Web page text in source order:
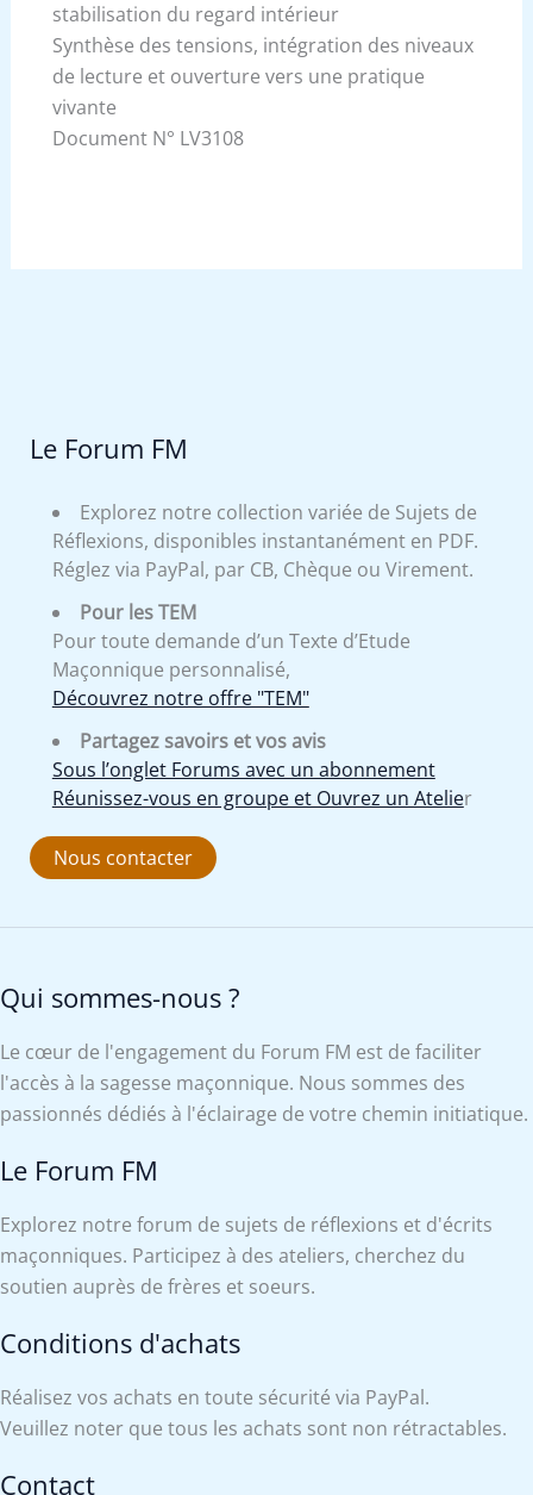
stabilisation du regard intérieur
Synthèse des tensions, intégration des niveaux
de lecture et ouverture vers une pratique
vivante
Document N° LV3108
Le Forum FM
Explorez notre collection variée de Sujets de
Réflexions, disponibles instantanément en PDF.
Réglez via PayPal, par CB, Chèque ou Virement.
Pour les TEM
Pour toute demande d’un Texte d’Etude
Maçonnique personnalisé,
Découvrez notre offre "TEM"
Partagez savoirs et vos avis
Sous l’onglet Forums avec un abonnement
Réunissez-vous en groupe et Ouvrez un Atelier
Nous contacter
Qui sommes-nous ?
Le cœur de l'engagement du Forum FM est de faciliter
l'accès à la sagesse maçonnique. Nous sommes des
passionnés dédiés à l'éclairage de votre chemin initiatique.
Le Forum FM
Explorez notre forum de sujets de réflexions et d'écrits
maçonniques. Participez à des ateliers, cherchez du
soutien auprès de frères et soeurs.
Conditions d'achats
Réalisez vos achats en toute sécurité via PayPal.
Veuillez noter que tous les achats sont non rétractables.
Contact